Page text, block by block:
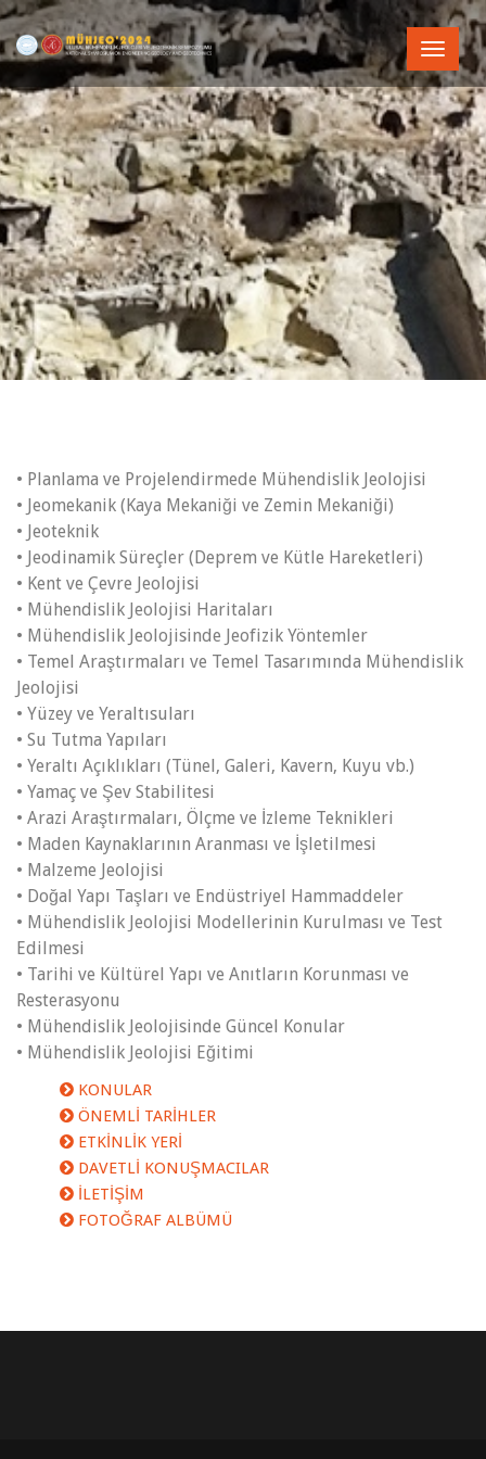
Toggle
• Planlama ve Projelendirmede Mühendislik Jeolojisi
• Jeomekanik (Kaya Mekaniği ve Zemin Mekaniği)
• Jeoteknik
• Jeodinamik Süreçler (Deprem ve Kütle Hareketleri)
• Kent ve Çevre Jeolojisi
• Mühendislik Jeolojisi Haritaları
• Mühendislik Jeolojisinde Jeofizik Yöntemler
• Temel Araştırmaları ve Temel Tasarımında Mühendislik
Jeolojisi
• Yüzey ve Yeraltısuları
• Su Tutma Yapıları
• Yeraltı Açıklıkları (Tünel, Galeri, Kavern, Kuyu vb.)
• Yamaç ve Şev Stabilitesi
• Arazi Araştırmaları, Ölçme ve İzleme Teknikleri
• Maden Kaynaklarının Aranması ve İşletilmesi
• Malzeme Jeolojisi
• Doğal Yapı Taşları ve Endüstriyel Hammaddeler
• Mühendislik Jeolojisi Modellerinin Kurulması ve Test
Edilmesi
• Tarihi ve Kültürel Yapı ve Anıtların Korunması ve
Resterasyonu
• Mühendislik Jeolojisinde Güncel Konular
• Mühendislik Jeolojisi Eğitimi
KONULAR
ÖNEMLİ TARİHLER
ETKİNLİK YERİ
DAVETLİ KONUŞMACILAR
İLETİŞİM
FOTOĞRAF ALBÜMÜ